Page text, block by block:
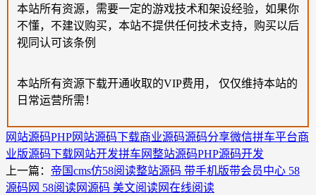
本站所有资源，需要一定的游戏技术和架设经验，如果你
不懂，不建议购买，本站不提供任何技术支持，购买以后
视同认可该条例
本站所有资源下载开通收取的VIP费用， 仅仅维持本站的
日常运营所需！
网站源码PHP网站源码下载商业源码源码分享微信拼车平台商
业版源码下载网站开发拼车网整站源码PHP源码开发
上一篇： 帝国cms仿58阅读整站源码 带手机版带会员中心 58
源码网 58阅读网源码 美文阅读网在线阅读